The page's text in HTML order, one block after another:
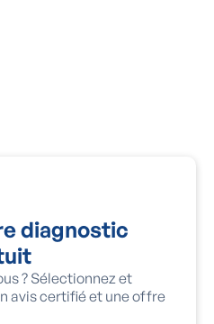
diagnostic
? Sélectionnez et
avis certifié et une offre